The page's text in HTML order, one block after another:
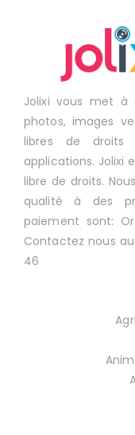
Jolixi vous met à
photos, images
libres de droits
applications. Jolixi
libre de droits.
qualité à des
paiement sont:
Contactez nous
46